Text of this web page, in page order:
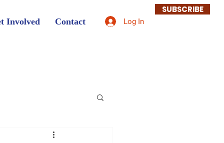
Involved Contact Log In
SUBSCRIBE